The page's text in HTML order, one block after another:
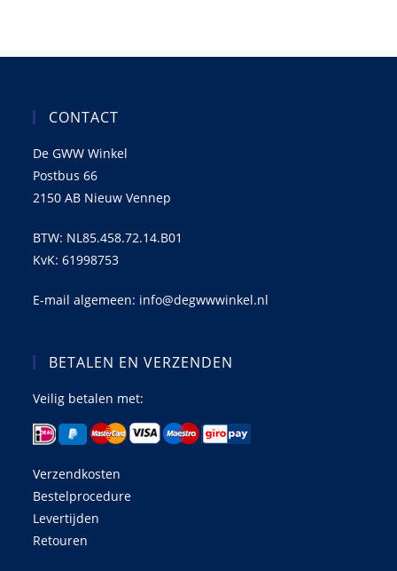
CONTACT
De GWW Winkel
Postbus 66
2150 AB Nieuw Vennep
BTW: NL85.458.72.14.B01
KvK: 61998753
E-mail algemeen: info@degwwwinkel.nl
BETALEN EN VERZENDEN
Veilig betalen met:
Verzendkosten
Bestelprocedure
Levertijden
Retouren